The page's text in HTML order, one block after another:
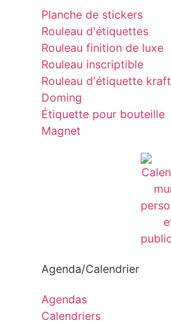
Planche de stickers
Rouleau d'étiquettes
Rouleau finition de luxe
Rouleau inscriptible
Rouleau d'étiquette kraft
Doming
Étiquette pour bouteille
Magnet
Agenda/Calendrier
Agendas
Calendriers